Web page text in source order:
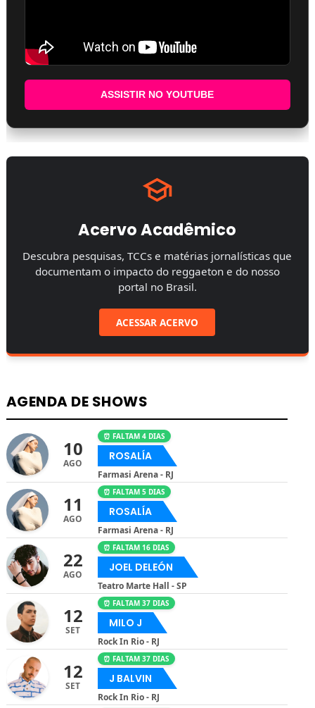
ASSISTIR NO YOUTUBE
Acervo Acadêmico
Descubra pesquisas, TCCs e matérias jornalísticas que
documentam o impacto do reggaeton e do nosso
portal no Brasil.
ACESSAR ACERVO
AGENDA DE SHOWS
10
AGO
⏰ FALTAM 4 DIAS
ROSALÍA
Farmasi Arena - RJ
11
AGO
⏰ FALTAM 5 DIAS
ROSALÍA
Farmasi Arena - RJ
22
AGO
⏰ FALTAM 16 DIAS
JOEL DELEÓN
Teatro Marte Hall - SP
12
SET
⏰ FALTAM 37 DIAS
MILO J
Rock In Rio - RJ
12
SET
⏰ FALTAM 37 DIAS
J BALVIN
Rock In Rio - RJ